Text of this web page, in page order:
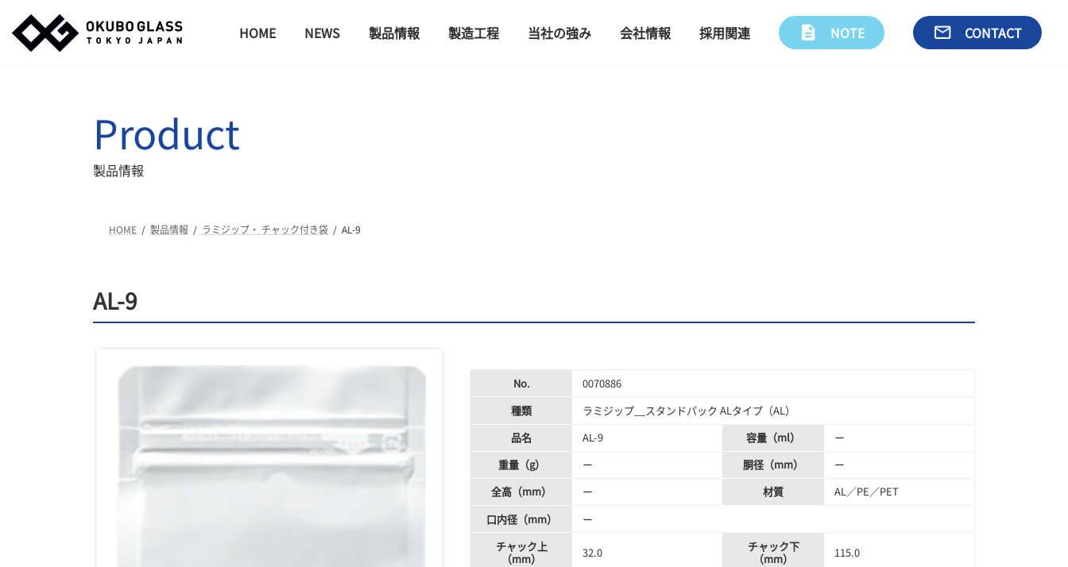
HOME NEWS 製品情報 製造工程 当社の強み 会社情報 採用関連 description NOTE email CONTACT
製品情報
Product
HOME 製品情報 ラミジップ・ チャック付き袋 AL-9
AL-9
No.
0070886
種類
ラミジップ__スタンドパック ALタイプ（AL）
品名
AL-9 容量（ml）
ー
重量（g）
ー 胴径（mm）
ー
全高（mm）
ー 材質
AL／PE／PET
口内径（mm）
ー
チャック上
（mm）
32.0
チャック下
（mm）
115.0